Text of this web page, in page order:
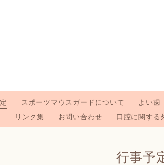
スポーツマウスガードについて よい歯
リンク集
お問い合わせ 口腔に関する
行事予